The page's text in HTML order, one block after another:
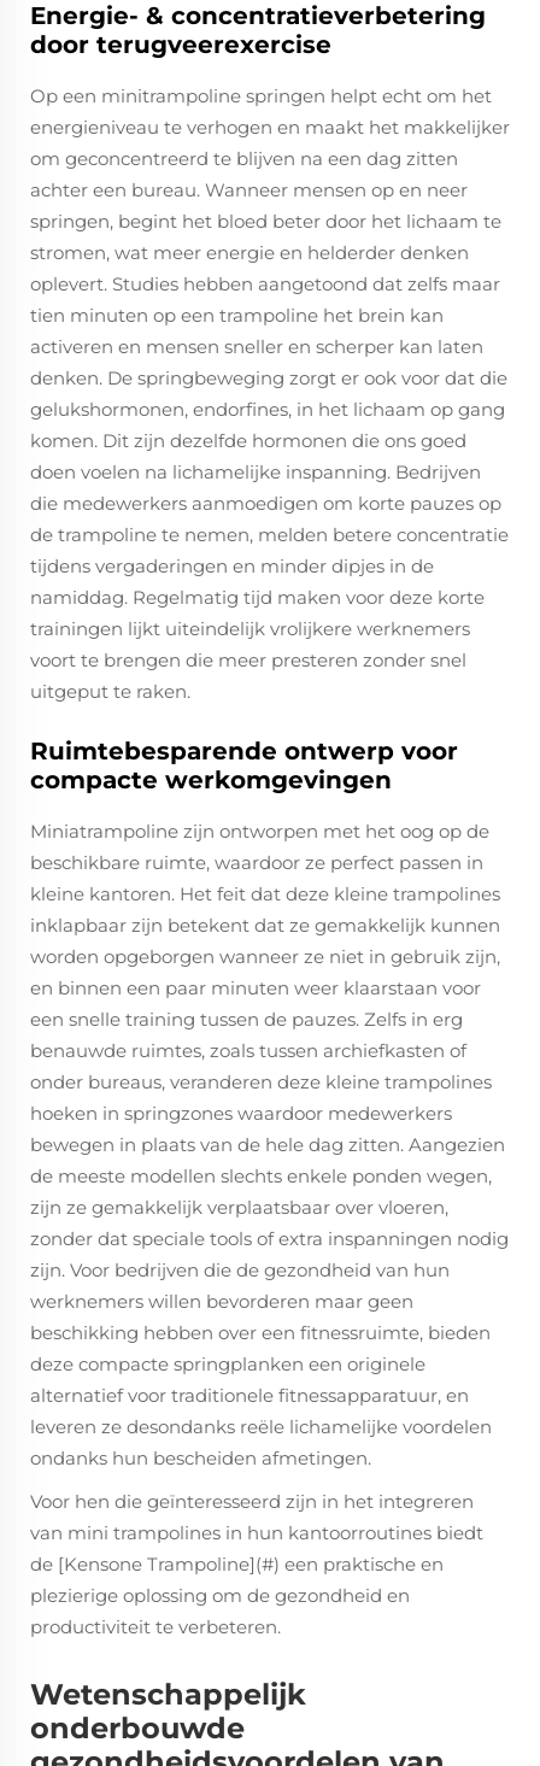
Energie- & concentratieverbetering
door terugveerexercise
Op een minitrampoline springen helpt echt om het
energieniveau te verhogen en maakt het makkelijker
om geconcentreerd te blijven na een dag zitten
achter een bureau. Wanneer mensen op en neer
springen, begint het bloed beter door het lichaam te
stromen, wat meer energie en helderder denken
oplevert. Studies hebben aangetoond dat zelfs maar
tien minuten op een trampoline het brein kan
activeren en mensen sneller en scherper kan laten
denken. De springbeweging zorgt er ook voor dat die
gelukshormonen, endorfines, in het lichaam op gang
komen. Dit zijn dezelfde hormonen die ons goed
doen voelen na lichamelijke inspanning. Bedrijven
die medewerkers aanmoedigen om korte pauzes op
de trampoline te nemen, melden betere concentratie
tijdens vergaderingen en minder dipjes in de
namiddag. Regelmatig tijd maken voor deze korte
trainingen lijkt uiteindelijk vrolijkere werknemers
voort te brengen die meer presteren zonder snel
uitgeput te raken.
Ruimtebesparende ontwerp voor
compacte werkomgevingen
Miniatrampoline zijn ontworpen met het oog op de
beschikbare ruimte, waardoor ze perfect passen in
kleine kantoren. Het feit dat deze kleine trampolines
inklapbaar zijn betekent dat ze gemakkelijk kunnen
worden opgeborgen wanneer ze niet in gebruik zijn,
en binnen een paar minuten weer klaarstaan voor
een snelle training tussen de pauzes. Zelfs in erg
benauwde ruimtes, zoals tussen archiefkasten of
onder bureaus, veranderen deze kleine trampolines
hoeken in springzones waardoor medewerkers
bewegen in plaats van de hele dag zitten. Aangezien
de meeste modellen slechts enkele ponden wegen,
zijn ze gemakkelijk verplaatsbaar over vloeren,
zonder dat speciale tools of extra inspanningen nodig
zijn. Voor bedrijven die de gezondheid van hun
werknemers willen bevorderen maar geen
beschikking hebben over een fitnessruimte, bieden
deze compacte springplanken een originele
alternatief voor traditionele fitnessapparatuur, en
leveren ze desondanks reële lichamelijke voordelen
ondanks hun bescheiden afmetingen.
Voor hen die geïnteresseerd zijn in het integreren
van mini trampolines in hun kantoorroutines biedt
de [Kensone Trampoline](#) een praktische en
plezierige oplossing om de gezondheid en
productiviteit te verbeteren.
Wetenschappelijk
onderbouwde